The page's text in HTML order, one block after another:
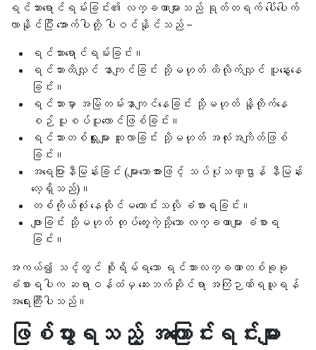
ရင်သားရောင်ရမ်းခြင်း၏ လက္ခဏာများသည် ရုတ်တရက် ပေါ်ပေါက်
လာနိုင်ပြီး အောက်ပါတို့ ပါဝင်နိုင်သည် –
ရင်သားရောင်ရမ်းခြင်း။
ရင်သားထိလျှင် နာကျင်ခြင်း သို့မဟုတ် ထိလိုက်လျှင် ပူနွေးနေ
ခြင်း။
ရင်သားမှာ အမြဲတမ်းနာကျင်နေခြင်း သို့မဟုတ် နို့တိုက်နေ
စဉ် ပူစပ်ပူလောင်ဖြစ်ခြင်း။
ရင်သားတစ်ရှူးများ ထူလာခြင်း သို့မဟုတ် အလုံးအကျိတ်ဖြစ်
ခြင်း။
အရေပြားနီမြန်းခြင်း (များသောအားဖြင့် သပ်ပုံသဏ္ဌာန် နီမြန်း
လေ့ရှိသည်)။
တစ်ကိုယ်လုံး နေထိုင်မကောင်းသလို ခံစားရခြင်း။
ဖျားခြင်း သို့မဟုတ် တုပ်ကွေးကဲ့သို့သော လက္ခဏာများ ခံစားရ
ခြင်း။
အကယ်၍ သင့်တွင် စိုးရိမ်ရသော ရင်သားလက္ခဏာတစ်ခုခု
ခံစားရပါက ဆရာဝန်ထံမှ ဆေးဘက်ဆိုင်ရာ အကြံဉာဏ်ရယူရန်
အရေးကြီးပါသည်။
ဖြစ်ပွားရသည့် အကြောင်းရင်းများ